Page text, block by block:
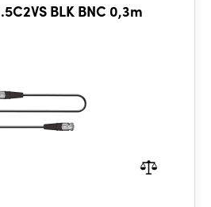
BLK BNC 0,3m